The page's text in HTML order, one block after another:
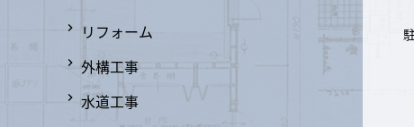
リフォーム
外構工事
水道工事